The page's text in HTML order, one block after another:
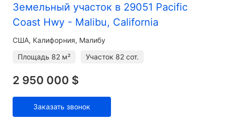
Земельный участок в 29051 Pacific
Coast Hwy - Malibu, California
США, Калифорния, Малибу
Площадь 82 м² Участок 82 сот.
2 950 000 $
Заказать звонок